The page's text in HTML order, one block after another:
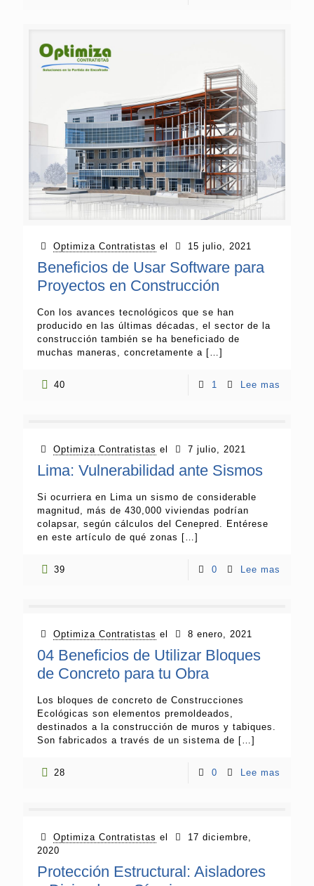
Optimiza Contratistas el 15 julio, 2021
Beneficios de Usar Software para
Proyectos en Construcción
Con los avances tecnológicos que se han
producido en las últimas décadas, el sector de la
construcción también se ha beneficiado de
muchas maneras, concretamente a […]
40 1 Lee mas
Optimiza Contratistas el 7 julio, 2021
Lima: Vulnerabilidad ante Sismos
Si ocurriera en Lima un sismo de considerable
magnitud, más de 430,000 viviendas podrían
colapsar, según cálculos del Cenepred. Entérese
en este artículo de qué zonas […]
39 0 Lee mas
Optimiza Contratistas el 8 enero, 2021
04 Beneficios de Utilizar Bloques
de Concreto para tu Obra
Los bloques de concreto de Construcciones
Ecológicas son elementos premoldeados,
destinados a la construcción de muros y tabiques.
Son fabricados a través de un sistema de […]
28 0 Lee mas
Optimiza Contratistas el
17 diciembre,
2020
Protección Estructural: Aisladores